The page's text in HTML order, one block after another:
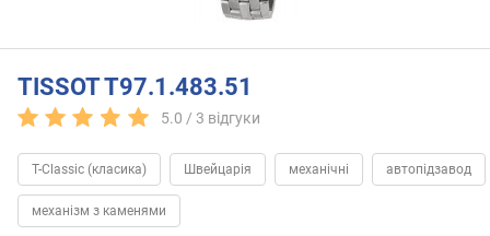
TISSOT T97.1.483.51
5.0 / 3 відгуки
T-Classic (класика) Швейцарія механічні автопідзавод
механізм з каменями